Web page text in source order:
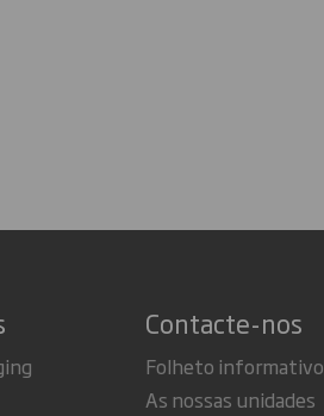
Contacte-nos
Folheto informativo
As nossas unidades